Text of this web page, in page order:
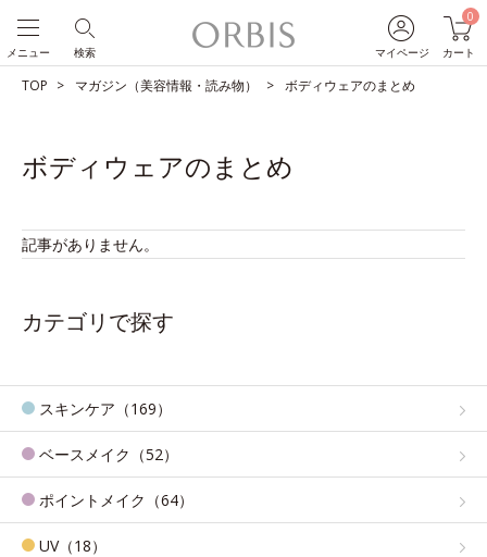
マイページ
0
カート
検索
メニュー
TOP マガジン（美容情報・読み物） ボディウェアのまとめ
ボディウェアのまとめ
記事がありません。
カテゴリで探す
スキンケア（169）
ベースメイク（52）
ポイントメイク（64）
UV（18）